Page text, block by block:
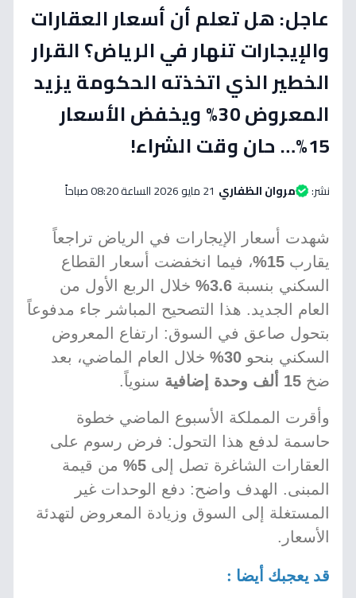
عاجل: هل تعلم أن أسعار العقارات
والإيجارات تنهار في الرياض؟ القرار
الخطير الذي اتخذته الحكومة يزيد
المعروض 30% ويخفض الأسعار
15%… حان وقت الشراء!
نشر: مروان الظفاري 21 مايو 2026 الساعة 08:20 صباحاً
شهدت أسعار الإيجارات في الرياض تراجعاً
يقارب 15%
، فيما انخفضت أسعار القطاع
السكني بنسبة 3.6%
خلال الربع الأول من
العام الجديد. هذا التصحيح المباشر جاء مدفوعاً
بتحول صاعق في السوق: ارتفاع المعروض
السكني بنحو 30%
خلال العام الماضي، بعد
ضخ 15 ألف وحدة إضافية سنوياً.
وأقرت المملكة الأسبوع الماضي خطوة
حاسمة لدفع هذا التحول: فرض رسوم على
العقارات الشاغرة تصل إلى 5%
من قيمة
المبنى. الهدف واضح: دفع الوحدات غير
المستغلة إلى السوق وزيادة المعروض لتهدئة
الأسعار.
قد يعجبك أيضا :